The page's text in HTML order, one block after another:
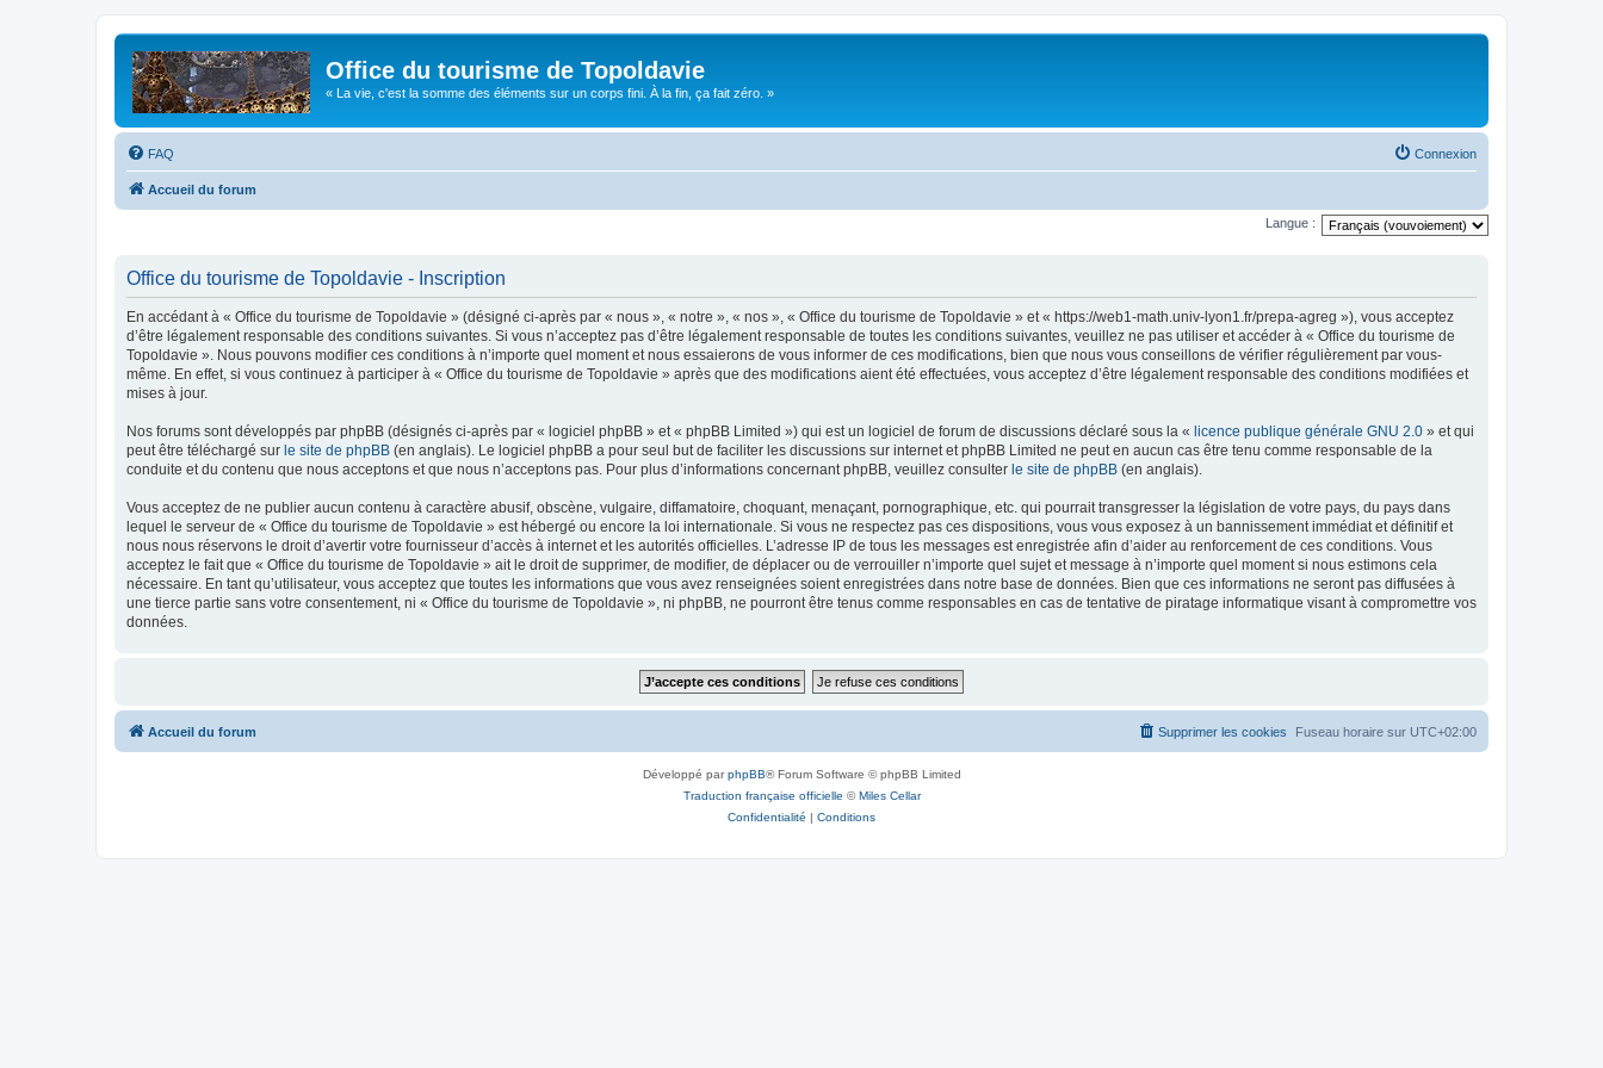
Office du tourisme de Topoldavie
« La vie, c'est la somme des éléments sur un corps fini. À la fin, ça fait zéro. »
FAQ Connexion
Accueil du forum
Langue :
Office du tourisme de Topoldavie - Inscription
En accédant à « Office du tourisme de Topoldavie » (désigné ci-après par « nous », « notre », « nos », « Office du tourisme de Topoldavie » et « https://web1-math.univ-lyon1.fr/prepa-agreg »), vous acceptez
d’être légalement responsable des conditions suivantes. Si vous n’acceptez pas d’être légalement responsable de toutes les conditions suivantes, veuillez ne pas utiliser et accéder à « Office du tourisme de
Topoldavie ». Nous pouvons modifier ces conditions à n’importe quel moment et nous essaierons de vous informer de ces modifications, bien que nous vous conseillons de vérifier régulièrement par vous-
même. En effet, si vous continuez à participer à « Office du tourisme de Topoldavie » après que des modifications aient été effectuées, vous acceptez d’être légalement responsable des conditions modifiées et
mises à jour.
Nos forums sont développés par phpBB (désignés ci-après par « logiciel phpBB » et « phpBB Limited ») qui est un logiciel de forum de discussions déclaré sous la « licence publique générale GNU 2.0 » et qui
peut être téléchargé sur le site de phpBB (en anglais). Le logiciel phpBB a pour seul but de faciliter les discussions sur internet et phpBB Limited ne peut en aucun cas être tenu comme responsable de la
conduite et du contenu que nous acceptons et que nous n’acceptons pas. Pour plus d’informations concernant phpBB, veuillez consulter le site de phpBB (en anglais).
Vous acceptez de ne publier aucun contenu à caractère abusif, obscène, vulgaire, diffamatoire, choquant, menaçant, pornographique, etc. qui pourrait transgresser la législation de votre pays, du pays dans
lequel le serveur de « Office du tourisme de Topoldavie » est hébergé ou encore la loi internationale. Si vous ne respectez pas ces dispositions, vous vous exposez à un bannissement immédiat et définitif et
nous nous réservons le droit d’avertir votre fournisseur d’accès à internet et les autorités officielles. L’adresse IP de tous les messages est enregistrée afin d’aider au renforcement de ces conditions. Vous
acceptez le fait que « Office du tourisme de Topoldavie » ait le droit de supprimer, de modifier, de déplacer ou de verrouiller n’importe quel sujet et message à n’importe quel moment si nous estimons cela
nécessaire. En tant qu’utilisateur, vous acceptez que toutes les informations que vous avez renseignées soient enregistrées dans notre base de données. Bien que ces informations ne seront pas diffusées à
une tierce partie sans votre consentement, ni « Office du tourisme de Topoldavie », ni phpBB, ne pourront être tenus comme responsables en cas de tentative de piratage informatique visant à compromettre vos
données.
Accueil du forum Fuseau horaire sur UTC+02:00
Supprimer les cookies
Développé parphpBB® Forum Software © phpBB Limited
Traduction française officielle ©Miles Cellar
Confidentialité | Conditions